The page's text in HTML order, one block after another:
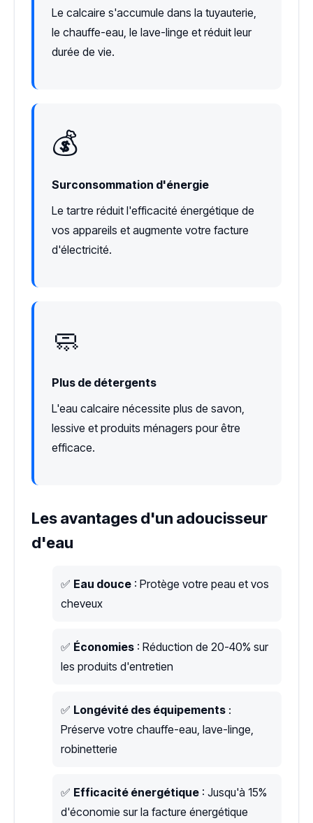
Le calcaire s'accumule dans la tuyauterie,
le chauffe-eau, le lave-linge et réduit leur
durée de vie.
💰
Surconsommation d'énergie
Le tartre réduit l'efficacité énergétique de
vos appareils et augmente votre facture
d'électricité.
🧼
Plus de détergents
L'eau calcaire nécessite plus de savon,
lessive et produits ménagers pour être
efficace.
Les avantages d'un adoucisseur
d'eau
✅ Eau douce : Protège votre peau et vos
cheveux
✅ Économies : Réduction de 20-40% sur
les produits d'entretien
✅ Longévité des équipements :
Préserve votre chauffe-eau, lave-linge,
robinetterie
✅ Efficacité énergétique : Jusqu'à 15%
d'économie sur la facture énergétique